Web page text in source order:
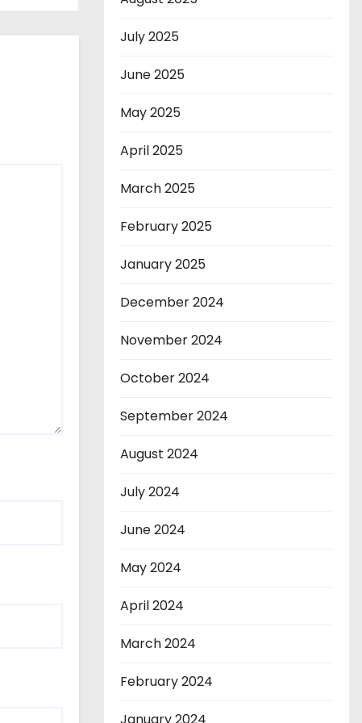
July 2025
June 2025
May 2025
April 2025
March 2025
February 2025
January 2025
December 2024
November 2024
October 2024
September 2024
August 2024
July 2024
June 2024
May 2024
April 2024
March 2024
February 2024
January 2024